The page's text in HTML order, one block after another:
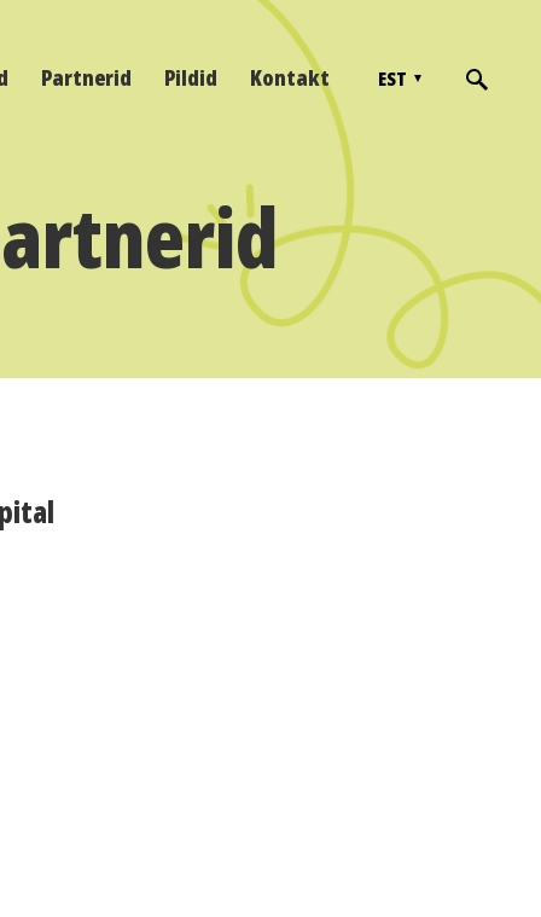
Partnerid Pildid Kontakt EST